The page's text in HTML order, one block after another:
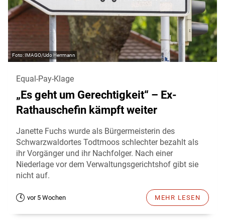
IMAGO/Udo Herrmann
Equal-Pay-Klage
„Es geht um Gerechtigkeit“ – Ex-
Rathauschefin kämpft weiter
Janette Fuchs wurde als Bürgermeisterin des
Schwarzwaldortes Todtmoos schlechter bezahlt als
ihr Vorgänger und ihr Nachfolger. Nach einer
Niederlage vor dem Verwaltungsgerichtshof gibt sie
nicht auf.
vor 5 Wochen MEHR LESEN